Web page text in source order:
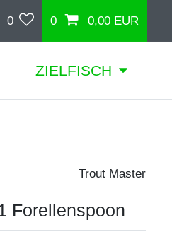
0 0 0,00 EUR
ZIELFISCH
Trout Master
Forellenspoon